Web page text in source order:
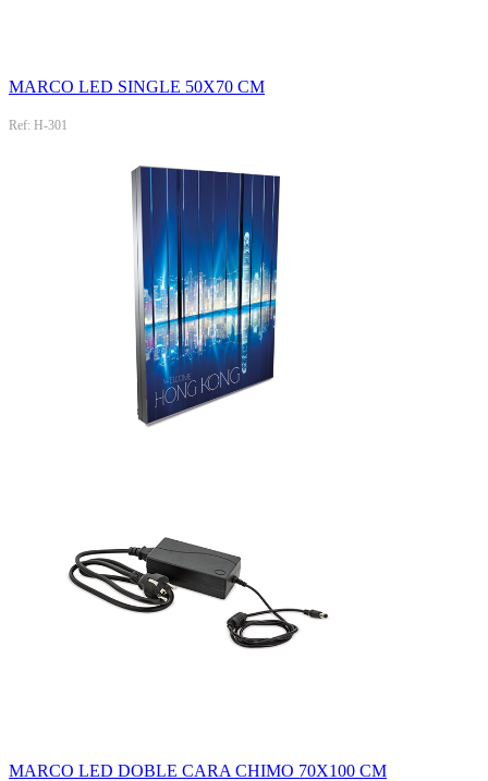
MARCO LED SINGLE 50X70 CM
Ref: H-301
MARCO LED DOBLE CARA CHIMO 70X100 CM